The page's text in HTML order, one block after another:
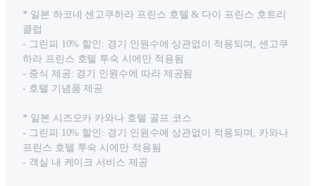
* 일본 하코네 센고쿠하라 프린스 호텔 & 다이 프린스 호트리
클럽
- 그린피 10% 할인: 경기 인원수에 상관없이 적용되며, 센고쿠
하라 프린스 호텔 투숙 시에만 적용됨
- 중식 제공: 경기 인원수에 따라 제공됨
- 호텔 기념품 제공
* 일본 시즈오카 카와나 호텔 골프 코스
- 그린피 10% 할인: 경기 인원수에 상관없이 적용되며, 카와나
프린스 호텔 투숙 시에만 적용됨
- 객실 내 케이크 서비스 제공